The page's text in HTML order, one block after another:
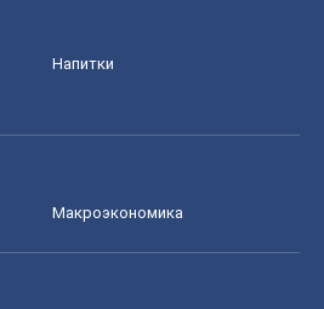
Напитки
Mакроэкономика